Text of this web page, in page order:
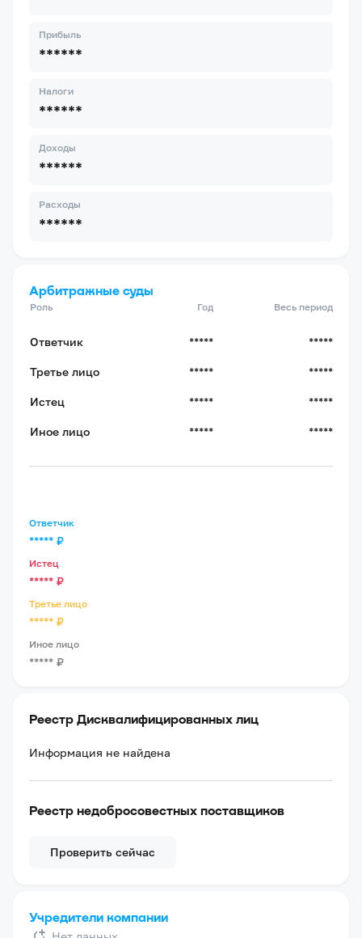
Прибыль
******
Налоги
******
Доходы
******
Расходы
******
Арбитражные суды
Роль Год Весь период
Ответчик ***** *****
Третье лицо ***** *****
Истец ***** *****
Иное лицо ***** *****
Ответчик
***** ₽
Истец
***** ₽
Третье лицо
***** ₽
Иное лицо
***** ₽
Реестр Дисквалифицированных лиц
Информация не найдена
Реестр недобросовестных поставщиков
Проверить сейчас
Учредители компании